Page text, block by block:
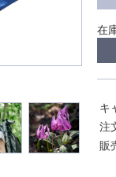
在
キ
注
販